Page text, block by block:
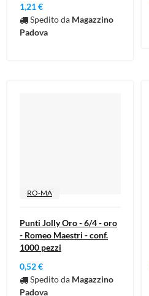
1,21 €
Spedito da Magazzino
Padova
RO-MA
Punti Jolly Oro - 6/4 - oro
- Romeo Maestri - conf.
1000 pezzi
0,52 €
Spedito da Magazzino
Padova